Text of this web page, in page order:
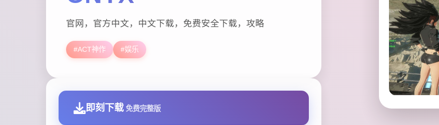
官网，官方中文，中文下载，免费安全下载，攻略
#ACT神作 #娱乐
即刻下载 免费完整版